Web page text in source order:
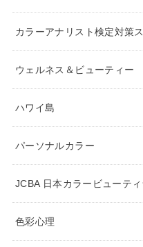
カラーアナリスト検定対策
ウェルネス＆ビューティー
ハワイ島
パーソナルカラー
JCBA 日本カラービューテ
色彩心理